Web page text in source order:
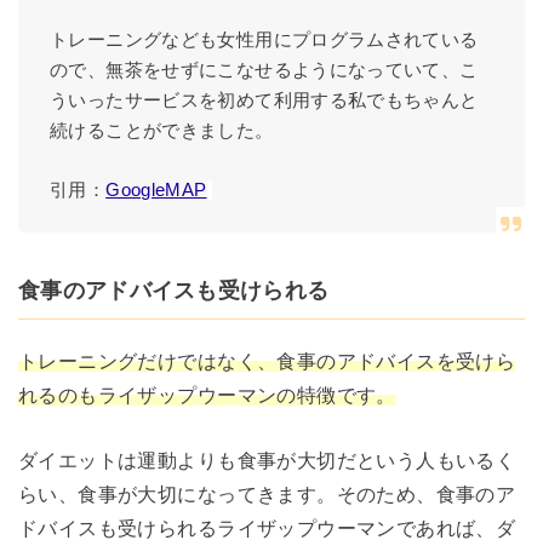
トレーニングなども女性用にプログラムされている
ので、無茶をせずにこなせるようになっていて、こ
ういったサービスを初めて利用する私でもちゃんと
続けることができました。
引用：GoogleMAP
食事のアドバイスも受けられる
トレーニングだけではなく、食事のアドバイスを受けら
れるのもライザップウーマンの特徴です。
ダイエットは運動よりも食事が大切だという人もいるく
らい、食事が大切になってきます。そのため、食事のア
ドバイスも受けられるライザップウーマンであれば、ダ